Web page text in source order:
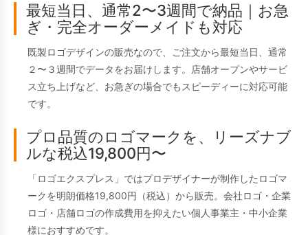
最短当日、通常2〜3週間で納品｜お急
ぎ・完全オーダーメイドも対応
既製ロゴデザインの販売なので、ご注文から最短当日、通常
２〜３週間でデータをお届けします。店舗オープンやサービ
ス立ち上げなど、お急ぎの場合でもスピーディーに対応可能
です。
プロ品質のロゴマークを、リーズナブ
ルな税込19,800円〜
「ロゴエクスプレス」ではプロデザイナーが制作したロゴマ
ークを明朗価格19,800円（税込）から販売。会社ロゴ・企業
ロゴ・店舗ロゴの作成費用を抑えたい個人事業主・中小企業
様におすすめです。